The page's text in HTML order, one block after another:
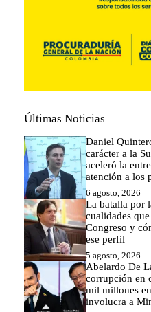
Últimas Noticias
Daniel
carácter a la
aceleró la
atención a los
6 agosto, 2026
La batalla por
cualidades
Congreso y
ese perfil
5 agosto, 2026
Abelardo De
corrupción en
mil millones
involucra a